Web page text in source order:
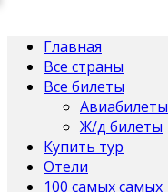
Главная
Все страны
Все билеты
Авиабилеты
Ж/д билеты
Купить тур
Отели
100 самых самых